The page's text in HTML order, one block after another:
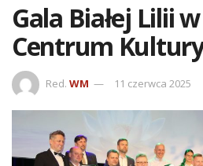
Gala Białej Lilii
Centrum
Red. WM 11 czerwca 2025